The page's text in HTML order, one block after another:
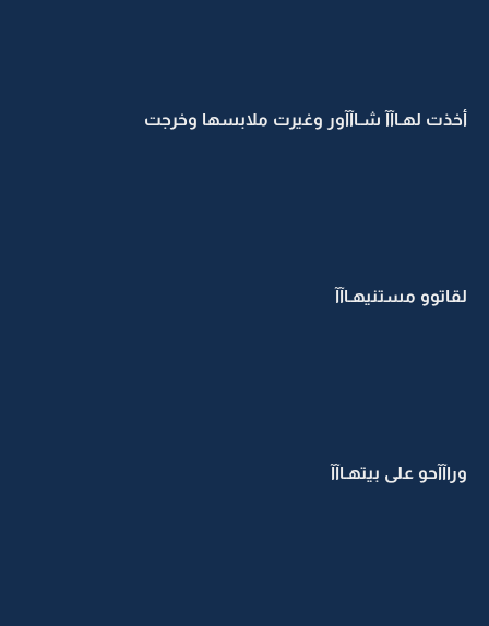
أخذت لهـاآآ شـاآآور وغيرت ملابسها وخرجت
لقاتوو مستنيهـاآآ
وراآآحو على بيتهـاآآ